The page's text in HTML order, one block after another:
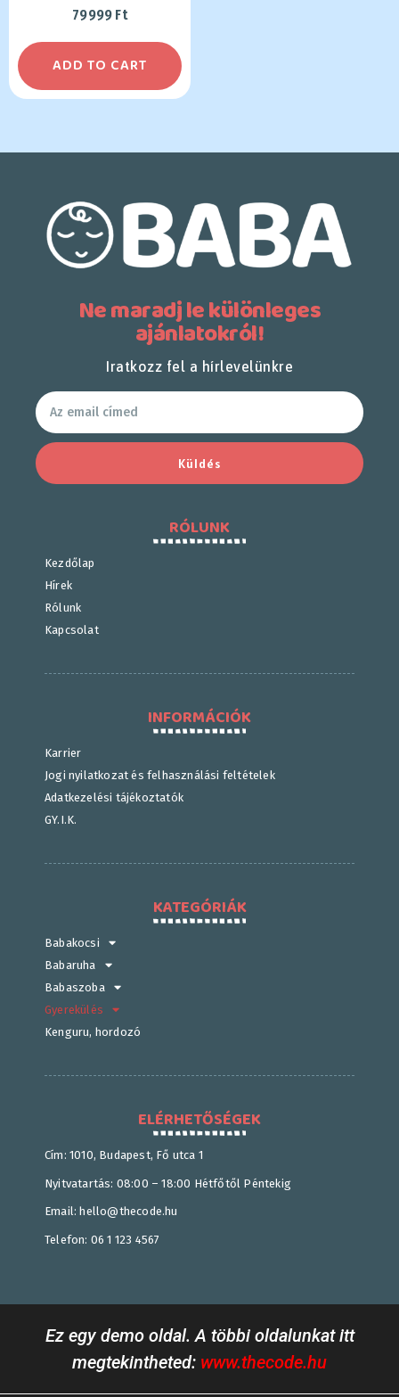
79999 Ft
ADD TO CART
Ne maradj le különleges
ajánlatokról!
Iratkozz fel a hírlevelünkre
Küldés
RÓLUNK
Kezdőlap
Hírek
Rólunk
Kapcsolat
INFORMÁCIÓK
Karrier
Jogi nyilatkozat és felhasználási feltételek
Adatkezelési tájékoztatók
GY.I.K.
KATEGÓRIÁK
Babakocsi
Babaruha
Babaszoba
Gyerekülés
Kenguru, hordozó
ELÉRHETŐSÉGEK
Cím: 1010, Budapest, Fő utca 1
Nyitvatartás: 08:00 – 18:00 Hétfőtől Péntekig
Email: hello@thecode.hu
Telefon: 06 1 123 4567
Ez egy demo oldal. A többi oldalunkat itt
megtekintheted: www.thecode.hu